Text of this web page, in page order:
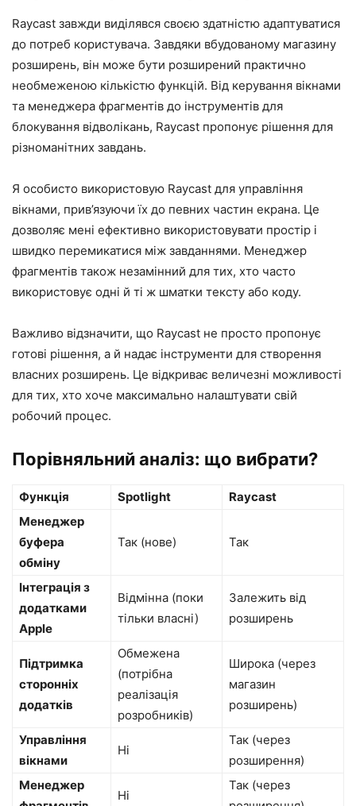
Raycast завжди виділявся своєю здатністю адаптуватися
до потреб користувача. Завдяки вбудованому магазину
розширень, він може бути розширений практично
необмеженою кількістю функцій. Від керування вікнами
та менеджера фрагментів до інструментів для
блокування відволікань, Raycast пропонує рішення для
різноманітних завдань.
Я особисто використовую Raycast для управління
вікнами, прив’язуючи їх до певних частин екрана. Це
дозволяє мені ефективно використовувати простір і
швидко перемикатися між завданнями. Менеджер
фрагментів також незамінний для тих, хто часто
використовує одні й ті ж шматки тексту або коду.
Важливо відзначити, що Raycast не просто пропонує
готові рішення, а й надає інструменти для створення
власних розширень. Це відкриває величезні можливості
для тих, хто хоче максимально налаштувати свій
робочий процес.
Порівняльний аналіз: що вибрати?
Функція Spotlight
Raycast
Менеджер
буфера
обміну
Так (нове) Так
Інтеграція з
додатками
Apple
Відмінна (поки
тільки власні)
Залежить від
розширень
Підтримка
сторонніх
додатків
Обмежена
(потрібна
реалізація
розробників)
Широка (через
магазин
розширень)
Управління
вікнами
Ні
Так (через
розширення)
Менеджер
Ні
Так (через